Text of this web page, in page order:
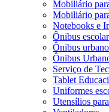
Mobiliário
Mobiliário
Notebooks e
Ônibus
Ônibus
Ônibus
Serviço de
Tablet
Uniformes
Utensílios